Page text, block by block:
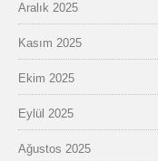
Aralık 2025
Kasım 2025
Ekim 2025
Eylül 2025
Ağustos 2025